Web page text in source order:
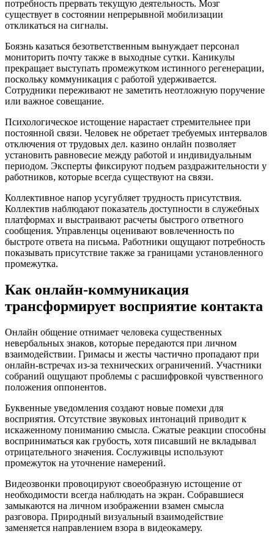
потребность прервать текущую деятельность. Мозг
существует в состоянии непрерывной мобилизации
откликаться на сигналы.
Боязнь казаться безответственным вынуждает персонал
мониторить почту также в выходные сутки. Каникулы
прекращает выступать промежутком истинного регенерации,
поскольку коммуникация с работой удерживается.
Сотрудники переживают не заметить неотложную поручение
или важное совещание.
Психологическое истощение нарастает стремительнее при
постоянной связи. Человек не обретает требуемых интервалов
отключения от трудовых дел. казино онлайн позволяет
установить равновесие между работой и индивидуальным
периодом. Эксперты фиксируют подъем раздражительности у
работников, которые всегда существуют на связи.
Коллективное напор усугубляет трудность присутствия.
Коллектив наблюдают показатель доступности в служебных
платформах и выстраивают расчеты быстрого ответного
сообщения. Управленцы оценивают вовлеченность по
быстроте ответа на письма. Работники ощущают потребность
показывать присутствие также за границами установленного
промежутка.
Как онлайн-коммуникация
трансформирует восприятие контакта
Онлайн общение отнимает человека существенных
невербальных знаков, которые передаются при личном
взаимодействии. Гримасы и жесты частично пропадают при
онлайн-встречах из-за технических ограничений. Участники
собраний ощущают проблемы с расшифровкой чувственного
положения оппонентов.
Буквенные уведомления создают новые помехи для
восприятия. Отсутствие звуковых интонаций приводит к
искаженному пониманию смысла. Сжатые реакции способны
восприниматься как грубость, хотя писавший не вкладывал
отрицательного значения. Сослуживцы используют
промежуток на уточнение намерений.
Видеозвонки провоцируют своеобразную истощение от
необходимости всегда наблюдать на экран. Собравшиеся
замыкаются на личном изображении взамен смысла
разговора. Природный визуальный взаимодействие
заменяется направлением взора в видеокамеру.